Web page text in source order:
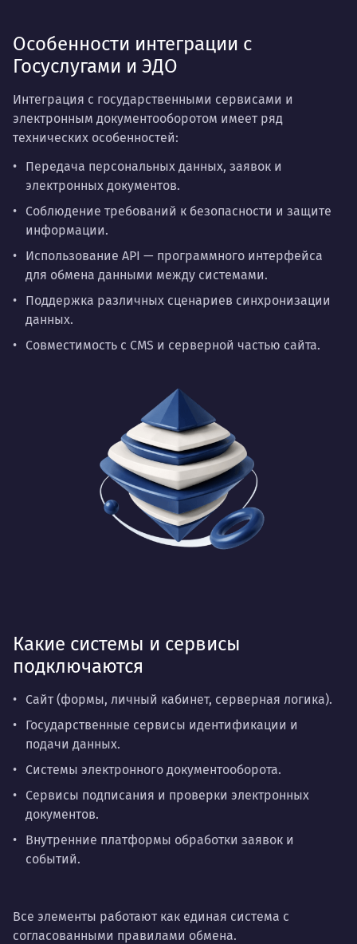
Особенности интеграции с
Госуслугами и ЭДО
Интеграция с государственными сервисами и
электронным документооборотом имеет ряд
технических особенностей:
Передача персональных данных, заявок и
электронных документов.
Соблюдение требований к безопасности и защите
информации.
Использование API — программного интерфейса
для обмена данными между системами.
Поддержка различных сценариев синхронизации
данных.
Совместимость с CMS и серверной частью сайта.
Какие системы и сервисы
подключаются
Сайт (формы, личный кабинет, серверная логика).
Государственные сервисы идентификации и
подачи данных.
Системы электронного документооборота.
Сервисы подписания и проверки электронных
документов.
Внутренние платформы обработки заявок и
событий.
Все элементы работают как единая система с
согласованными правилами обмена.